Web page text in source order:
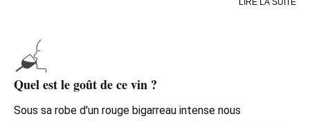
mortier de métal dans lequel tant de mélanges magiques
d'épices et autres ingrédients ont été élaborés dans les
cuisines d'autrefois et le sont encore dans celles
Quel est le goût de ce vin ?
Sous sa robe d'un rouge bigarreau intense nous